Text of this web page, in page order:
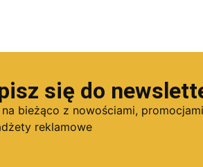
się do
na bieżąco z nowościami,
reklamowe